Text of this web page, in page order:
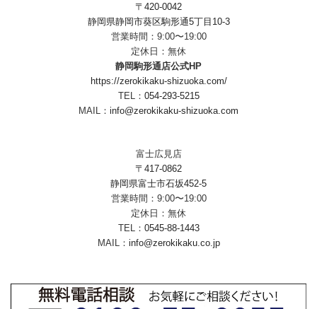
〒420-0042
静岡県静岡市葵区駒形通5丁目10-3
営業時間：9:00〜19:00
定休日：無休
静岡駒形通店公式HP
https://zerokikaku-shizuoka.com/
TEL： 054-293-5215
MAIL： info@zerokikaku-shizuoka.com
富士広見店
〒417-0862
静岡県富士市石坂452-5
営業時間：9:00〜19:00
定休日：無休
TEL： 0545-88-1443
MAIL： info@zerokikaku.co.jp